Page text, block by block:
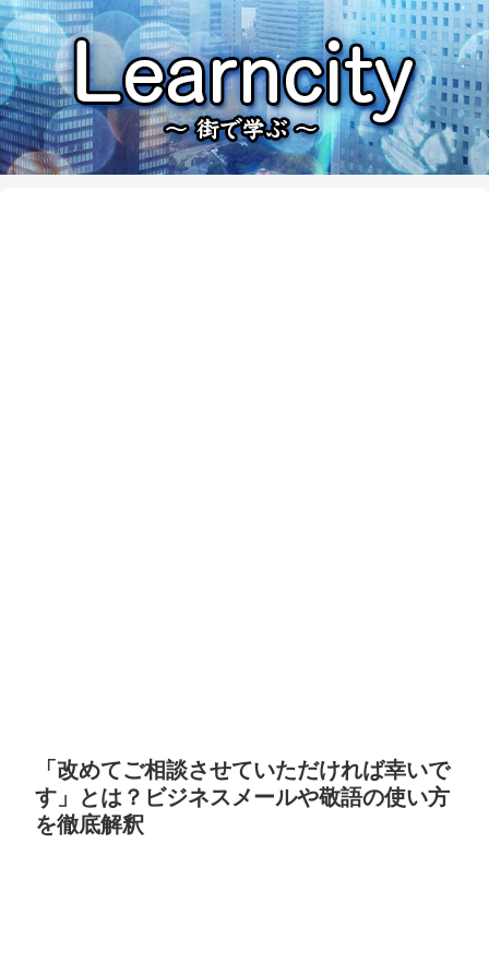
「改めてご相談させていただければ幸いで
す」とは？ビジネスメールや敬語の使い方
を徹底解釈